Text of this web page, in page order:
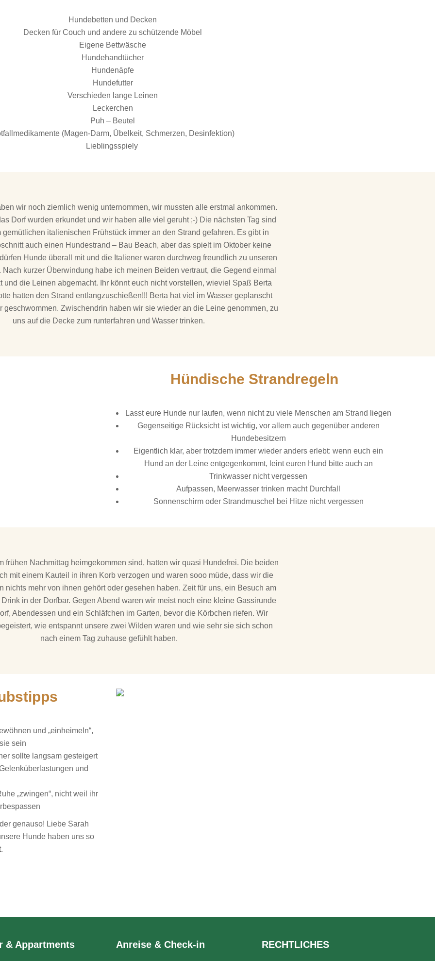
Hundebetten und Decken
Decken für Couch und andere zu schützende Möbel
Eigene Bettwäsche
Hundehandtücher
Hundenäpfe
Hundefutter
Verschieden lange Leinen
Leckerchen
Puh – Beutel
(Magen-Darm, Übelkeit, Schmerzen, Desinfektion)
Lieblingsspiely
wir noch ziemlich wenig unternommen, wir mussten alle erstmal ankommen.
Dorf wurden erkundet und wir haben alle viel geruht ;-) Die nächsten Tag sind
gemütlichen italienischen Frühstück immer an den Strand gefahren. Es gibt in
auch einen Hundestrand – Bau Beach, aber das spielt im Oktober keine
Hunde überall mit und die Italiener waren durchweg freundlich zu unseren
Nach kurzer Überwindung habe ich meinen Beiden vertraut, die Gegend einmal
und die Leinen abgemacht. Ihr könnt euch nicht vorstellen, wieviel Spaß Berta
hatten den Strand entlangzuschießen!!! Berta hat viel im Wasser geplanscht
geschwommen. Zwischendrin haben wir sie wieder an die Leine genommen, zu
uns auf die Decke zum runterfahren und Wasser trinken.
Hündische Strandregeln
Lasst eure Hunde nur laufen, wenn nicht zu viele Menschen am Strand liegen
Gegenseitige Rücksicht ist wichtig, vor allem auch gegenüber anderen
Hundebesitzern
Eigentlich klar, aber trotzdem immer wieder anders erlebt: wenn euch ein
Hund an der Leine entgegenkommt, leint euren Hund bitte auch an
Trinkwasser nicht vergessen
Aufpassen, Meerwasser trinken macht Durchfall
Sonnenschirm oder Strandmuschel bei Hitze nicht vergessen
frühen Nachmittag heimgekommen sind, hatten wir quasi Hundefrei. Die beiden
mit einem Kauteil in ihren Korb verzogen und waren sooo müde, dass wir die
nichts mehr von ihnen gehört oder gesehen haben. Zeit für uns, ein Besuch am
in der Dorfbar. Gegen Abend waren wir meist noch eine kleine Gassirunde
Abendessen und ein Schläfchen im Garten, bevor die Körbchen riefen. Wir
wie entspannt unsere zwei Wilden waren und wie sehr sie sich schon
nach einem Tag zuhause gefühlt haben.
und „einheimeln“,
sein
sollte langsam gesteigert
und
„zwingen“, nicht weil ihr
genauso! Liebe Sarah
Hunde haben uns so
Image
& Appartments Anreise & Check-in RECHTLICHES